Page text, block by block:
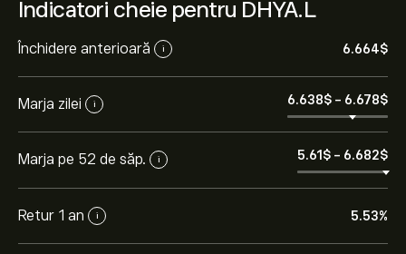
Indicatori cheie pentru DHYA.L
Închidere anterioară i 6.664‎$‎
Marja zilei i 6.638‎$‎ - 6.678‎$‎
Marja pe 52 de săp. i 5.61‎$‎ - 6.682‎$‎
Retur 1 an i 5.53%